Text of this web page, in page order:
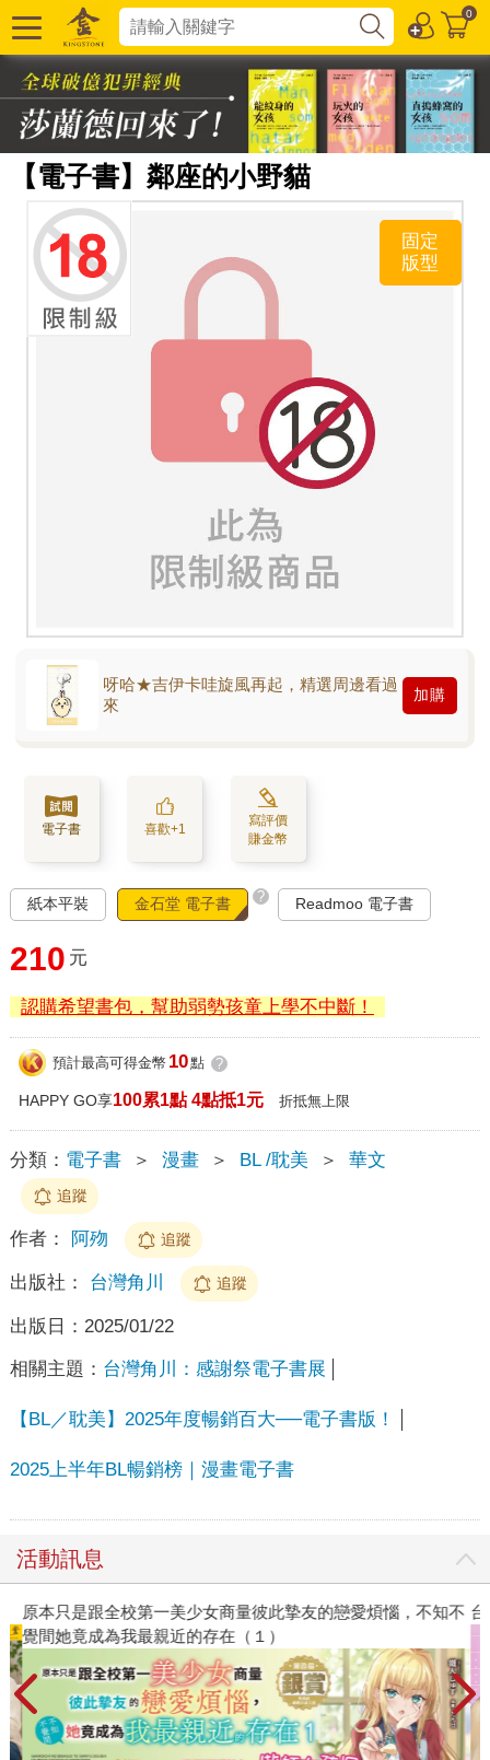
0
【電子書】鄰座的小野貓
固定
版型
呀哈★吉伊卡哇旋風再起，精選周邊看過
來
加購
電子書 喜歡+1
寫評價
賺金幣
紙本平裝 金石堂 電子書 ? Readmoo 電子書
210 元
認購希望書包，幫助弱勢孩童上學不中斷！
預計最高可得金幣 10點 ?
HAPPY GO享100累1點 4點抵1元 折抵無上限
分類： 電子書 ＞ 漫畫 ＞ BL /耽美 ＞ 華文
追蹤
作者： 阿歾 追蹤
出版社： 台灣角川 追蹤
出版日： 2025/01/22
相關主題： 台灣角川：感謝祭電子書展
【BL／耽美】2025年度暢銷百大──電子書版！
2025上半年BL暢銷榜｜漫畫電子書
活動訊息
原本只是跟全校第一美少女商量彼此摯友的戀愛煩惱，不知不
覺間她竟成為我最親近的存在（１）